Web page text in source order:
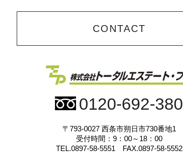
CONTACT
0120-692-380
〒793-0027 西条市朔日市730番地1
受付時間：9：00～18：00
TEL.0897-58-5551 FAX.0897-58-5552